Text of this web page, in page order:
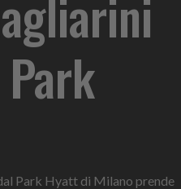
Park Hyatt di Milano prende